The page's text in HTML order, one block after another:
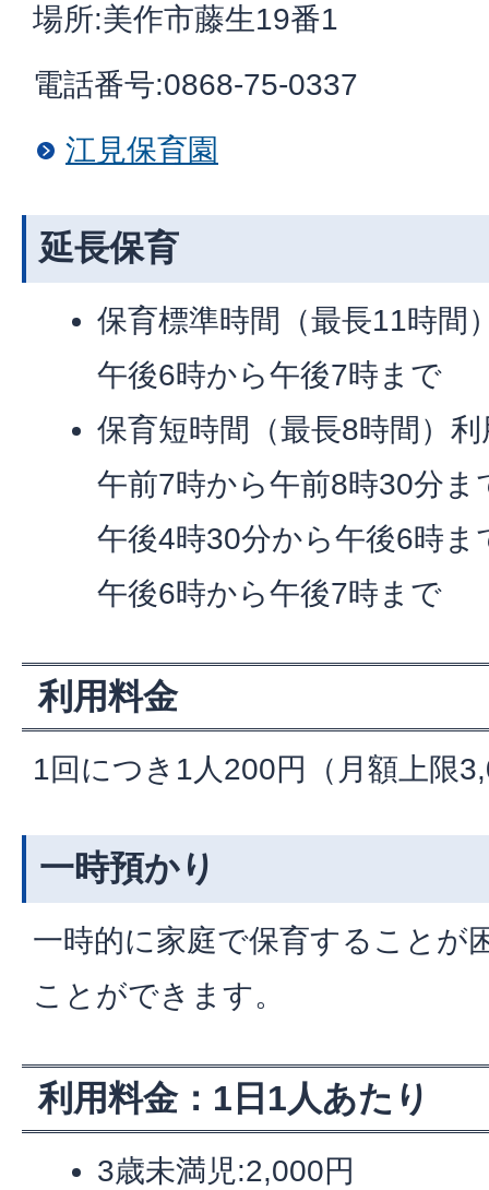
場所:美作市藤生19番1
電話番号:0868-75-0337
江見保育園
延長保育
保育標準時間（最長11時間
午後6時から午後7時まで
保育短時間（最長8時間）
午前7時から午前8時30分ま
午後4時30分から午後6時ま
午後6時から午後7時まで
利用料金
1回につき1人200円（月額上限
一時預かり
一時的に家庭で保育することが
ことができます。
利用料金：1日1人あたり
3歳未満児:2,000円